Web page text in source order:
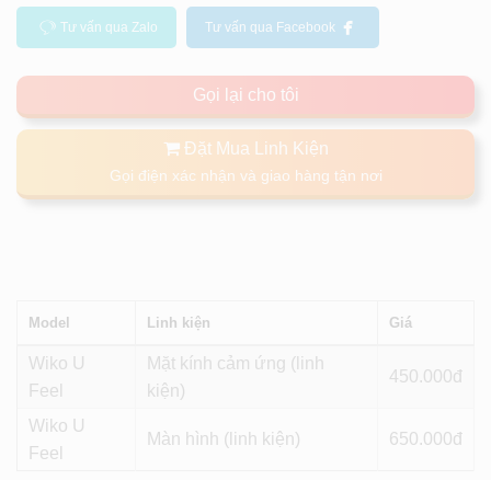
Tư vấn qua Zalo Tư vấn qua Facebook
Gọi lại cho tôi
Đặt Mua Linh Kiện
Gọi điện xác nhận và giao hàng tận nơi
Model Linh kiện Giá
Wiko U
Feel
Mặt kính cảm ứng (linh
kiện)
450
Wiko U
Feel
Màn hình (linh kiện) 650